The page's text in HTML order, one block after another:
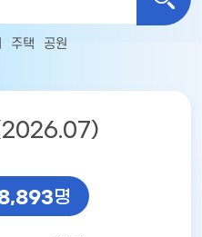
주택 공원
명